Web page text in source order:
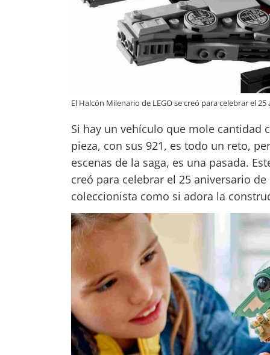
El Halcón Milenario de LEGO se creó para celebrar el
Si hay un vehículo que mole cantidad
pieza, con sus 921, es todo un reto,
escenas de la saga, es una pasada.
creó para celebrar el 25 aniversario
coleccionista como si adora la